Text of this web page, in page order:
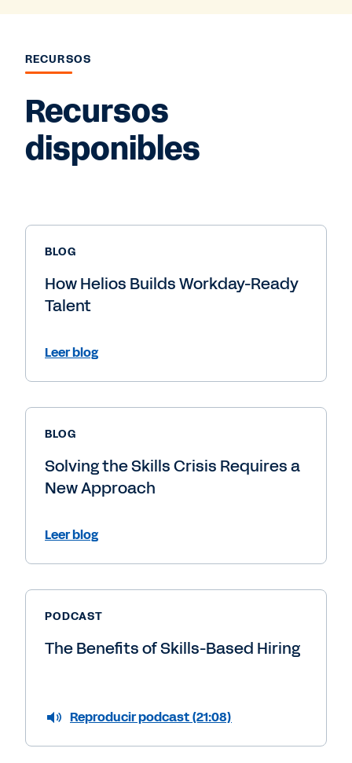
RECURSOS
Recursos
disponibles
BLOG
How Helios Builds Workday-Ready
Talent
Leer blog
BLOG
Solving the Skills Crisis Requires a
New Approach
Leer blog
PODCAST
The Benefits of Skills-Based Hiring
Reproducir podcast (21:08)